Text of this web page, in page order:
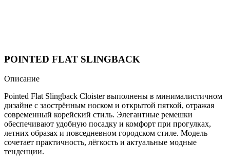
POINTED FLAT SLINGBACK
Описание
Pointed Flat Slingback Cloister выполнены в минималистичном
дизайне с заострённым носком и открытой пяткой, отражая
современный корейский стиль. Элегантные ремешки
обеспечивают удобную посадку и комфорт при прогулках,
летних образах и повседневном городском стиле. Модель
сочетает практичность, лёгкость и актуальные модные
тенденции.